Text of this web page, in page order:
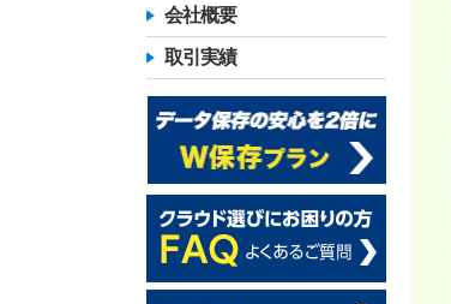
会社概要
取引実績